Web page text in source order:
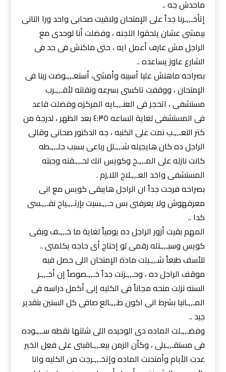
ماحدش جه ..
إتأخـ,,ـرنا جداً على الإمتحان ولاقيت صحابى واحد ورا التانى
بيمشى عشان يلحقوا اللجنه ، وفضلت أنا لوحدى مع
الراجل مش عارف أعمل ايه ، حتى ماكنش فى حد فى
الشارع عاوز يساعده ..
بصراحه ماهنش عليا أسيبه وأمشى، أستعـ,,ـوضت ربنا فى
الإمتحان ، ووقفت تاكسى بسرعه ونقلته لأقـ,,ـرب
مستشفى ، اتحجز فى العنـ,,ـايه المركزه وفضلت قاعد
فى المستشفى لغاية الساعه ٤:٣٥ بعد الظهر ، لدرجة من
كتر التعـ,,ـب نمت على الكنبه ، جه الدكتور صحانى وقالى
الراجل ده كان هايجيله شـ,,ـلل رباعى بسبب جلـ,,ـطه
كانت نازله على المـ,,ـخ وكويس انك لحـ,,ـقته وجبته
المستشفى واخد العـ,,ـلاج اللا,زم .
بصراحه فرحت جداً ان الراجل هايبقى كويس مع انى
معرفهوش ولا يعرفنى بس حـ,,ـسيت بإرتـ,,ـياح نفـ,,ـسى
كدا ..
المهم بقيت أزور الراجل ده يومياً لغاية ما خـ,,ـف وبقى
كويس وسبـ,,ـتله رقمى لو إحتاج أى حاجه يكلمنى ..
للأسف طبعاً شـ,,ـيلت مادة الإمتحان اللى حصل فيه
موقف الراجل ده ، وحـ,,ـزنت جداً خـ,,ـصوصاً إن أخـ,,ـر
السنه نزلت منحه مجاناً فى الكليه إنى أكمل دراسه فى
المـ,,ـانيا بشرط انى اكون طـ,,ـالع صافى كل السنين بتقدير
جيد ..
وفضـ,,ـلت الماده دى الوحيده اللى شلتها نقطه سـ,,ـوده
فى مستقـ,,ـبلى ، وكأن الزمن بيعـ,,ـاقبنى على فعل الخير
عدت الأيام وأمتحنت الماده وإتخـ,,ـرجت من الكليه وانا